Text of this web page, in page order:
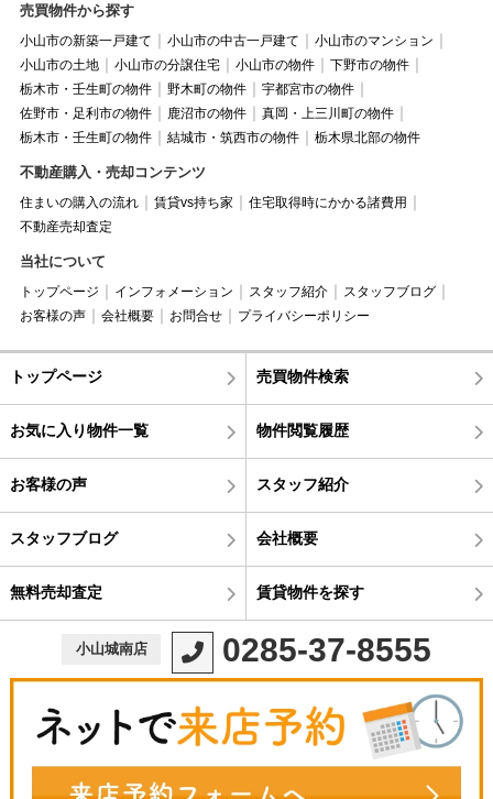
売買物件から探す
小山市の新築一戸建て 小山市の中古一戸建て
小山市のマンション
小山市の土地
小山市の分譲住宅 小山市の物件
下野市の物件
栃木市・壬生町の物件
野木町の物件
宇都宮市の物件
佐野市・足利市の物件
鹿沼市の物件
真岡・上三川町の物件
栃木市・壬生町の物件
結城市・筑西市の物件 栃木県北部の物件
不動産購入・売却コンテンツ
住まいの購入の流れ 賃貸vs持ち家
住宅取得時にかかる諸費用
不動産売却査定
当社について
トップページ インフォメーション スタッフ紹介
スタッフブログ
お客様の声
会社概要 お問合せ プライバシーポリシー
トップページ 売買物件検索
お気に入り物件一覧 物件閲覧履歴
お客様の声 スタッフ紹介
スタッフブログ 会社概要
無料売却査定 賃貸物件を探す
小山城南店 0285-37-8555